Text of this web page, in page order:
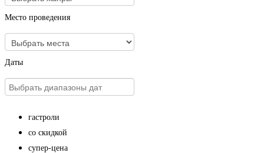
Место проведения
Даты
гастроли
со скидкой
супер-цена